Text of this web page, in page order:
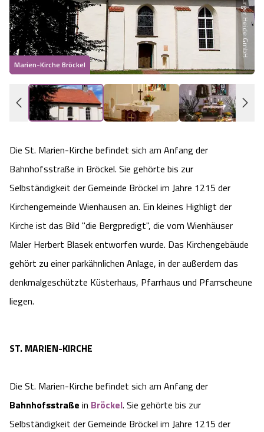
Heideflächen
Freizeitparks
Vital Urlaub
Städte
Ferienwohnungen
Ferienhäuser
Pensionen
Camping
Anreise
Naturpark Südheide
Naturerlebnis im Frühling
Naturerlebnis im Sommer
Naturerlebnis im Herbst
Naturerlebnis im Winter
Ausflugsziele
Wandern
Fahrrad Urlaub
Reiten
Tiere
HeideSpezialitäten
Quad Bahn Bispingen
Kletterparks
Designer Outlet Soltau
Abenteuerlabyrinth
Heide Himmel Baumwipfelpfad
Adventure Schnucken Golf
Serengeti Park
Weltvogelpark Walsrode
Wildpark Lüneburger Heide
Wildpark Müden
Thermen
Vegan, Fasten & Co.
Gesund & Fit
Balance
Wellness-Kurzurlaub
Wellness-Unterkünfte
THERMEplus® Unterkünfte
Veranstaltungen
Die Hansestadt Lüneburg
Sehenswürdigkeiten Lüneburg
Shopping Lüneburg
Kulinarisches Lüneburg
Unterkünfte Lüneburg
Veranstaltungen & Führungen Lüneburg
Die Residenzstadt Celle
Shopping Celle
Veranstaltungen & Führungen Celle
Hoher Kontrast Modus:
Schriftgröße: A A
Marien-Kirche Bröckel
Die St. Marien-Kirche befindet sich am Anfang der
Bahnhofsstraße in Bröckel. Sie gehörte bis zur
Selbständigkeit der Gemeinde Bröckel im Jahre 1215 der
Kirchengemeinde Wienhausen an. Ein kleines Highligt der
Kirche ist das Bild "die Bergpredigt", die vom Wienhäuser
Maler Herbert Blasek entworfen wurde. Das Kirchengebäude
gehört zu einer parkähnlichen Anlage, in der außerdem das
denkmalgeschützte Küsterhaus, Pfarrhaus und Pfarrscheune
liegen.
ST. MARIEN-KIRCHE
Die St. Marien-Kirche befindet sich am Anfang der
Bahnhofsstraße in Bröckel. Sie gehörte bis zur
Selbständigkeit der Gemeinde Bröckel im Jahre 1215 der